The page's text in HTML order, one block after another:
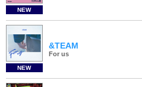
NEW
NEW
&TEAM
For us